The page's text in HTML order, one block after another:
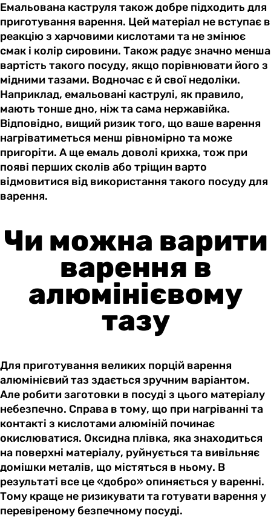
Емальована каструля також добре підходить для
приготування варення. Цей матеріал не вступає в
реакцію з харчовими кислотами та не змінює
смак і колір сировини. Також радує значно менша
вартість такого посуду, якщо порівнювати його з
мідними тазами. Водночас є й свої недоліки.
Наприклад, емальовані каструлі, як правило,
мають тонше дно, ніж та сама нержавійка.
Відповідно, вищий ризик того, що ваше варення
нагріватиметься менш рівномірно та може
пригоріти. А ще емаль доволі крихка, тож при
появі перших сколів або тріщин варто
відмовитися від використання такого посуду для
варення.
Чи можна варити
варення в
алюмінієвому
тазу
Для приготування великих порцій варення
алюмінієвий таз здається зручним варіантом.
Але робити заготовки в посуді з цього матеріалу
небезпечно. Справа в тому, що при нагріванні та
контакті з кислотами алюміній починає
окислюватися. Оксидна плівка, яка знаходиться
на поверхні матеріалу, руйнується та вивільняє
домішки металів, що містяться в ньому. В
результаті все це «добро» опиняється у варенні.
Тому краще не ризикувати та готувати варення у
перевіреному безпечному посуді.